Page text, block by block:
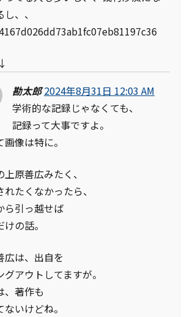
、、
↓
勘太郎 2024年8月31日 12:03 AM
学術的な記録じゃなくても、
記録って大事ですよ。
画像は特に。
上原善広みたく、
れたくなかったら、
ら引っ越せば
の話。
広は、出自を
グアウトしてますが。
、著作も
ないけどね。